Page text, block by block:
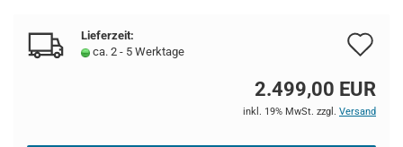
Lieferzeit:
ca. 2 - 5 Werktage
2.499,00 EUR
inkl. 19% MwSt. zzgl. Versand